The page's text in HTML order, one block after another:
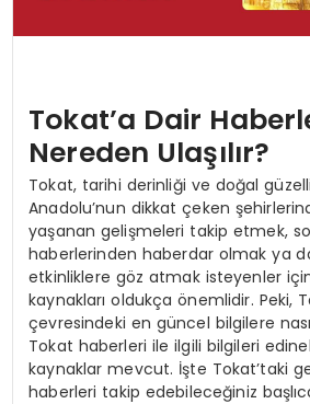
Tokat’a Dair
Nereden Ulaşılır?
Tokat, tarihi derinliği ve doğal
Anadolu’nun dikkat çeken
yaşanan gelişmeleri takip etmek,
haberlerinden haberdar olmak ya
etkinliklere göz atmak isteyenler
kaynakları oldukça önemlidir. Peki,
çevresindeki en güncel bilgilere
Tokat haberleri ile ilgili bilgileri
kaynaklar mevcut. İşte Tokat’taki
haberleri takip edebileceğiniz